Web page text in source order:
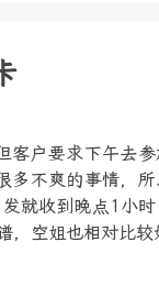
客户要求下午去
多不爽的事情，
就收到晚点1小
，空姐也相对比